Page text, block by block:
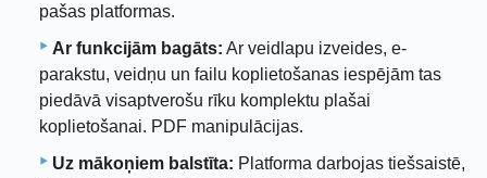
pašas platformas.
Ar funkcijām bagāts: Ar veidlapu izveides, e-
parakstu, veidņu un failu koplietošanas iespējām tas
piedāvā visaptverošu rīku komplektu plašai
koplietošanai. PDF manipulācijas.
Uz mākoņiem balstīta: Platforma darbojas tiešsaistē,